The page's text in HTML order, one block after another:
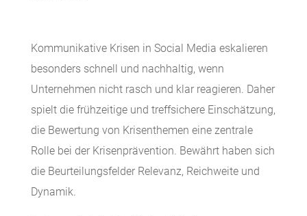
Kommunikative Krisen in Social Media eskalieren
besonders schnell und nachhaltig, wenn
Unternehmen nicht rasch und klar reagieren. Daher
spielt die frühzeitige und treffsichere Einschätzung,
die Bewertung von Krisenthemen eine zentrale
Rolle bei der Krisenprävention. Bewährt haben sich
die Beurteilungsfelder Relevanz, Reichweite und
Dynamik.